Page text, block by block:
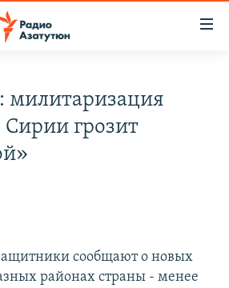
милитаризация
Сирии грозит
сообщают о новых
районах страны - менее